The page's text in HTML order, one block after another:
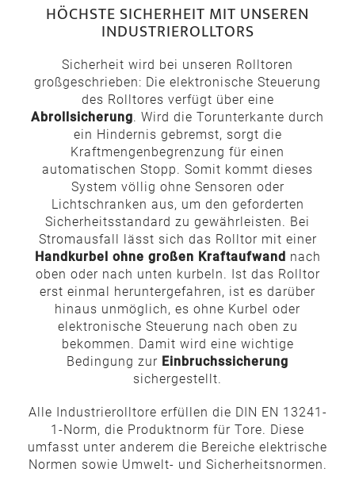
HÖCHSTE SICHERHEIT MIT UNSEREN
INDUSTRIEROLLTORS
Sicherheit wird bei unseren Rolltoren
großgeschrieben: Die elektronische Steuerung
des Rolltores verfügt über eine
Abrollsicherung. Wird die Torunterkante durch
ein Hindernis gebremst, sorgt die
Kraftmengenbegrenzung für einen
automatischen Stopp. Somit kommt dieses
System völlig ohne Sensoren oder
Lichtschranken aus, um den geforderten
Sicherheitsstandard zu gewährleisten. Bei
Stromausfall lässt sich das Rolltor mit einer
Handkurbel ohne großen Kraftaufwand nach
oben oder nach unten kurbeln. Ist das Rolltor
erst einmal heruntergefahren, ist es darüber
hinaus unmöglich, es ohne Kurbel oder
elektronische Steuerung nach oben zu
bekommen. Damit wird eine wichtige
Bedingung zur Einbruchssicherung
sichergestellt.
Alle Industrierolltore erfüllen die DIN EN 13241-
1-Norm, die Produktnorm für Tore. Diese
umfasst unter anderem die Bereiche elektrische
Normen sowie Umwelt- und Sicherheitsnormen.